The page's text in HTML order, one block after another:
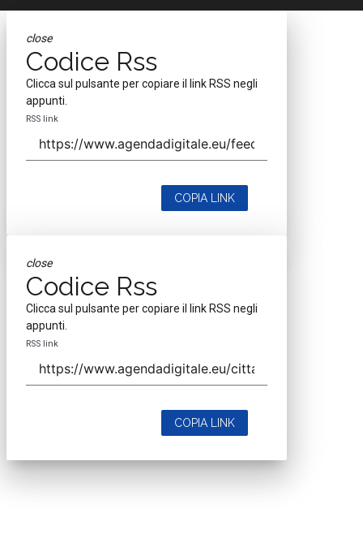
close
Codice Rss
Clicca sul pulsante per copiare il link RSS negli
appunti.
RSS link
COPIA LINK
close
Codice Rss
Clicca sul pulsante per copiare il link RSS negli
appunti.
RSS link
COPIA LINK